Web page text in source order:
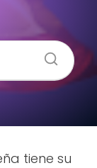
tiene su